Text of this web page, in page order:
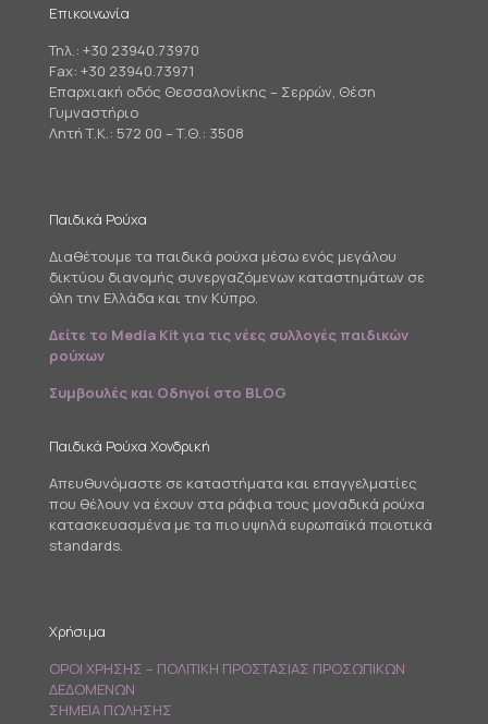
Επικοινωνία
Τηλ.: +30 23940.73970
Fax: +30 23940.73971
Επαρχιακή οδός Θεσσαλονίκης – Σερρών, Θέση
Γυμναστήριο
Λητή Τ.Κ.: 572 00 – Τ.Θ.: 3508
Παιδικά Ρούχα
Διαθέτουμε τα παιδικά ρούχα μέσω ενός μεγάλου
δικτύου διανομής συνεργαζόμενων καταστημάτων σε
όλη την Ελλάδα και την Κύπρο.
Δείτε το Media Kit για τις νέες συλλογές παιδικών
ρούχων
Συμβουλές και Οδηγοί στο BLOG
Παιδικά Ρούχα Χονδρική
Απευθυνόμαστε σε καταστήματα και επαγγελματίες
που θέλουν να έχουν στα ράφια τους μοναδικά ρούχα
κατασκευασμένα με τα πιο υψηλά ευρωπαϊκά ποιοτικά
standards.
Χρήσιμα
ΟΡΟΙ ΧΡΗΣΗΣ – ΠΟΛΙΤΙΚΗ ΠΡΟΣΤΑΣΙΑΣ ΠΡΟΣΩΠΙΚΩΝ
ΔΕΔΟΜΕΝΩΝ
ΣΗΜΕΙΑ ΠΩΛΗΣΗΣ